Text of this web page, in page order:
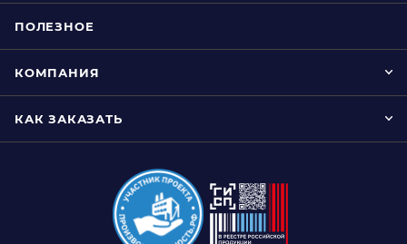
ПОЛЕЗНОЕ
КОМПАНИЯ
КАК ЗАКАЗАТЬ